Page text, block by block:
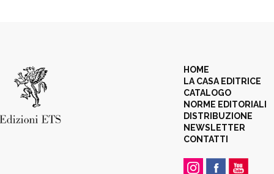
HOME
LA CASA EDITRICE
CATALOGO
NORME EDITORIALI
DISTRIBUZIONE
NEWSLETTER
CONTATTI